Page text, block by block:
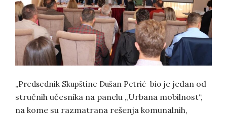
„Predsednik Skupštine Dušan Petrić bio je jedan od
stručnih učesnika na panelu „Urbana mobilnost“,
na kome su razmatrana rešenja komunalnih,